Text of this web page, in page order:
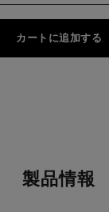
カートに追加する
製品情報